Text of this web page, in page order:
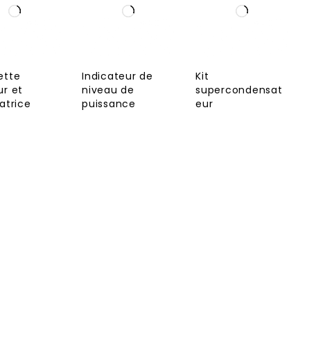
et
Indicateur de
niveau de
puissance
Kit
supercondensat
eur